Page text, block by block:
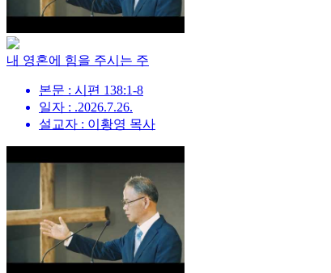
내 영혼에 힘을 주시는 주
본문 : 시편 138:1-8
일자 : .2026.7.26.
설교자 : 이황영 목사